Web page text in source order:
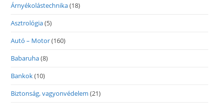
Árnyékolástechnika(18)
Asztrológia(5)
Autó – Motor(160)
Babaruha(8)
Bankok(10)
Biztonság, vagyonvédelem (21)